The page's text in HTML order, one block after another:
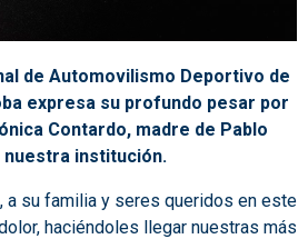
de Automovilismo Deportivo de
expresa su profundo pesar por
Contardo, madre de Pablo
institución.
a su familia y seres queridos en este
haciéndoles llegar nuestras más